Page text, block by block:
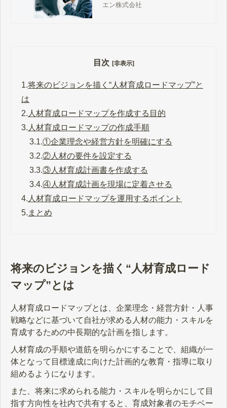
自社が求める能力・スキルの強化に
エン株式会社
目次 [非表示]
1.将来のビジョンを描く“人材育成ロードマップ”と
は
2. 人材育成ロードマップを作成する目的
3. 人材育成ロードマップの作成手順
3.1.①企業理念や経営方針を明確にする
3.2.②人材の要件を設定する
3.3.③人材育成計画書を作成する
3.4.④人材育成計画を現場に定着させる
4. 人材育成ロードマップを運用するポイント
5. まとめ
将来のビジョンを描く“人材育成ロード
マップ”とは
人材育成ロードマップとは、企業理念・経営方針・人事
戦略などに基づいて自社が求める人材の能力・スキルを
育成するための中長期的な計画を指します。
人材育成の手順や道筋を明らかにすることで、組織が一
体となって目標達成に向けた計画的な教育・指導に取り
組めるようになります。
また、将来に求められる能力・スキルを明らかにして目
指す方向性を社内で共有すると、育成対象者のモチベー